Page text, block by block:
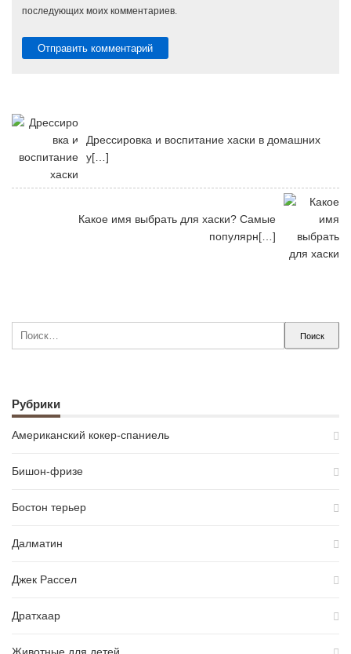
последующих моих комментариев.
Дрессировка и воспитание хаски в домашних
у[…]
Какое имя выбрать для хаски? Самые
популярн[…]
Рубрики
Американский кокер-спаниель
Бишон-фризе
Бостон терьер
Далматин
Джек Рассел
Дратхаар